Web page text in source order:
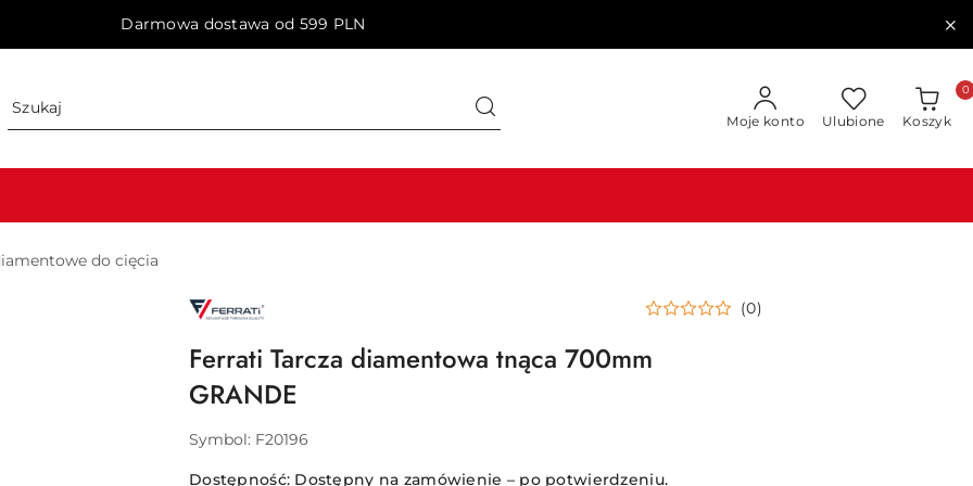
Darmowa dostawa od 599 PLN
Moje konto Ulubione Koszyk
0
do cięcia
NAZWA
PRODUCENTA: (0)
Ferrati Tarcza diamentowa tnąca 700mm
GRANDE
Symbol: F20196
Dostępność: Dostępny na zamówienie – po potwierdzeniu.